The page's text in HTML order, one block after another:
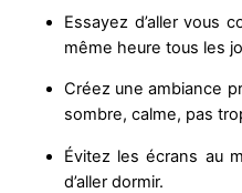
Essayez d’aller vous
même heure tous les
Créez une ambiance
sombre, calme, pas
Évitez les écrans au
d’aller dormir.